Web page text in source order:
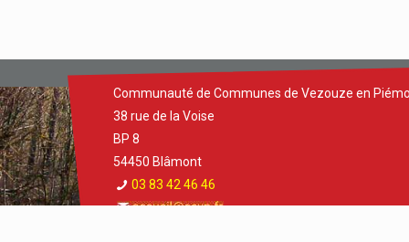
Communauté de Communes de Vezouze en
38 rue de la Voise
BP 8
54450 Blâmont
03 83 42 46 46